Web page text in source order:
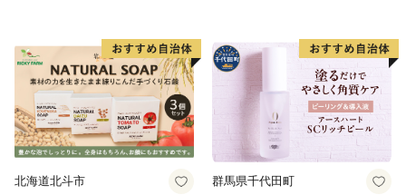
北海道北斗市 群馬県千代田町